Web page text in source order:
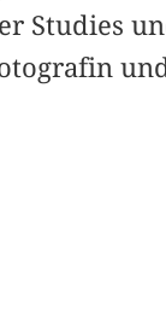
Studies